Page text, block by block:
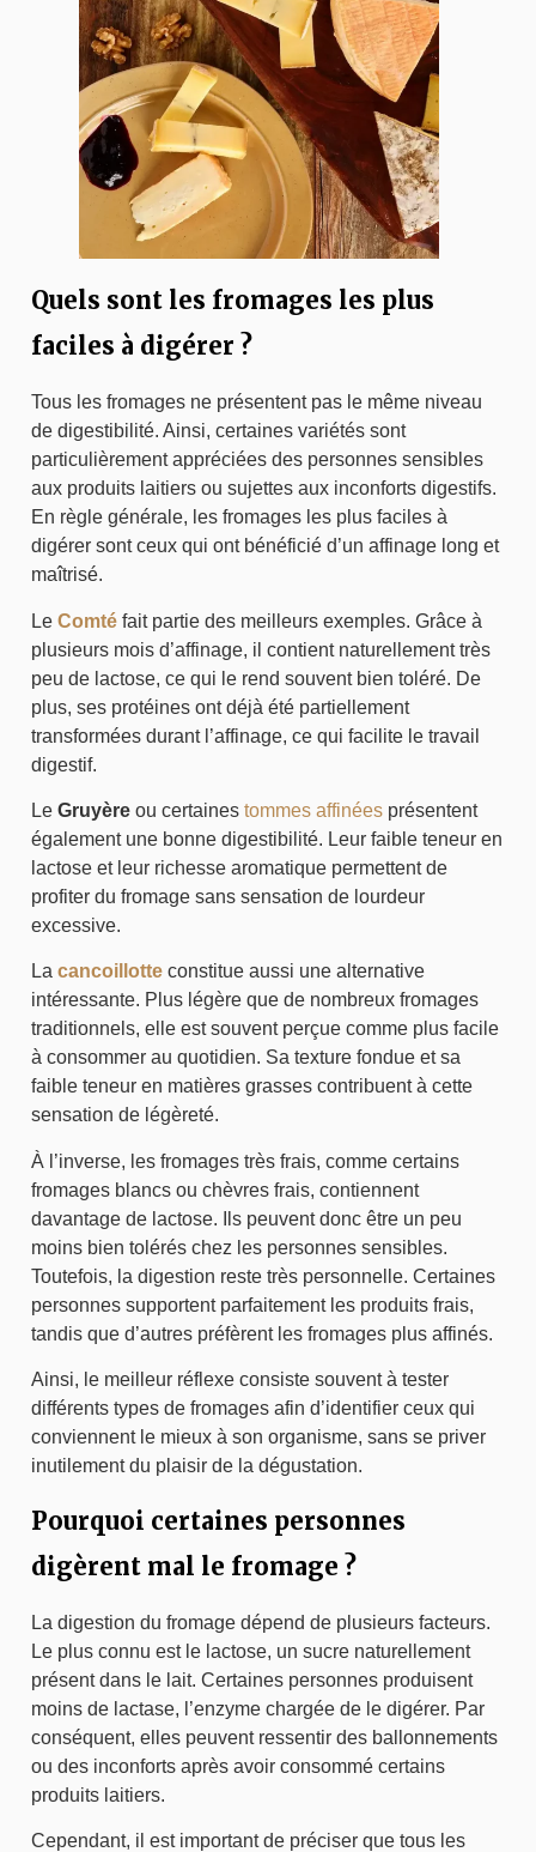
Quels sont les fromages les plus
faciles à digérer ?
Tous les fromages ne présentent pas le même niveau
de digestibilité. Ainsi, certaines variétés sont
particulièrement appréciées des personnes sensibles
aux produits laitiers ou sujettes aux inconforts digestifs.
En règle générale, les fromages les plus faciles à
digérer sont ceux qui ont bénéficié d’un affinage long et
maîtrisé.
Le Comté fait partie des meilleurs exemples. Grâce à
plusieurs mois d’affinage, il contient naturellement très
peu de lactose, ce qui le rend souvent bien toléré. De
plus, ses protéines ont déjà été partiellement
transformées durant l’affinage, ce qui facilite le travail
digestif.
Le Gruyère ou certaines tommes affinées présentent
également une bonne digestibilité. Leur faible teneur en
lactose et leur richesse aromatique permettent de
profiter du fromage sans sensation de lourdeur
excessive.
La cancoillotte constitue aussi une alternative
intéressante. Plus légère que de nombreux fromages
traditionnels, elle est souvent perçue comme plus facile
à consommer au quotidien. Sa texture fondue et sa
faible teneur en matières grasses contribuent à cette
sensation de légèreté.
À l’inverse, les fromages très frais, comme certains
fromages blancs ou chèvres frais, contiennent
davantage de lactose. Ils peuvent donc être un peu
moins bien tolérés chez les personnes sensibles.
Toutefois, la digestion reste très personnelle. Certaines
personnes supportent parfaitement les produits frais,
tandis que d’autres préfèrent les fromages plus affinés.
Ainsi, le meilleur réflexe consiste souvent à tester
différents types de fromages afin d’identifier ceux qui
conviennent le mieux à son organisme, sans se priver
inutilement du plaisir de la dégustation.
Pourquoi certaines personnes
digèrent mal le fromage ?
La digestion du fromage dépend de plusieurs facteurs.
Le plus connu est le lactose, un sucre naturellement
présent dans le lait. Certaines personnes produisent
moins de lactase, l’enzyme chargée de le digérer. Par
conséquent, elles peuvent ressentir des ballonnements
ou des inconforts après avoir consommé certains
produits laitiers.
Cependant, il est important de préciser que tous les